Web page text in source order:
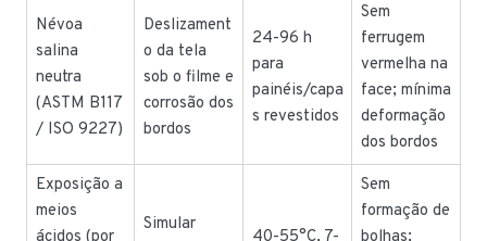
Névoa
salina
neutra
(ASTM B117
/ ISO 9227)
Deslizament
o da tela
sob o filme e
corrosão dos
bordos
24-96 h
para
painéis/capa
s revestidos
Sem
ferrugem
vermelha na
face; mínima
deformação
dos bordos
Exposição a
meios
ácidos (por
Simular
40-55°C, 7-
Sem
formação de
bolhas;